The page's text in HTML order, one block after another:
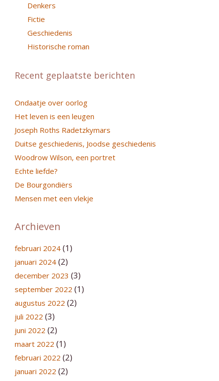
Denkers
Fictie
Geschiedenis
Historische roman
Recent geplaatste berichten
Ondaatje over oorlog
Het leven is een leugen
Joseph Roths Radetzkymars
Duitse geschiedenis, Joodse geschiedenis
Woodrow Wilson, een portret
Echte liefde?
De Bourgondiërs
Mensen met een vlekje
Archieven
februari 2024 (1)
januari 2024 (2)
december 2023 (3)
september 2022 (1)
augustus 2022 (2)
juli 2022 (3)
juni 2022 (2)
maart 2022 (1)
februari 2022 (2)
januari 2022 (2)